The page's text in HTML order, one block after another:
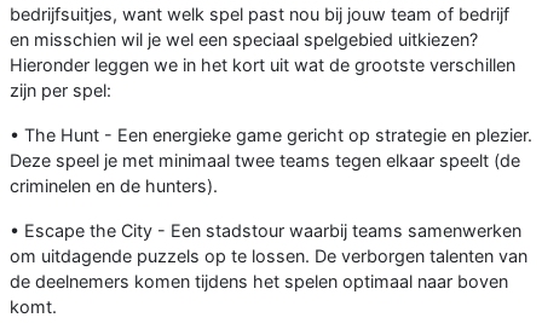
bedrijfsuitjes, want welk spel past nou bij jouw team of bedrijf
en misschien wil je wel een speciaal spelgebied uitkiezen?
Hieronder leggen we in het kort uit wat de grootste verschillen
zijn per spel:
• The Hunt - Een energieke game gericht op strategie en plezier.
Deze speel je met minimaal twee teams tegen elkaar speelt (de
criminelen en de hunters).
• Escape the City - Een stadstour waarbij teams samenwerken
om uitdagende puzzels op te lossen. De verborgen talenten van
de deelnemers komen tijdens het spelen optimaal naar boven
komt.